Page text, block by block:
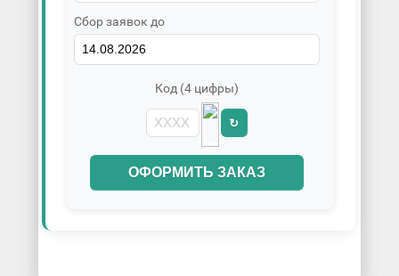
Сбор заявок до
Код (4 цифры)
↻
ОФОРМИТЬ ЗАКАЗ